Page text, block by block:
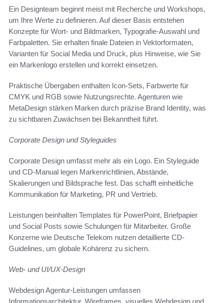
Ein Designteam beginnt meist mit Recherche und Workshops,
um Ihre Werte zu definieren. Auf dieser Basis entstehen
Konzepte für Wort- und Bildmarken, Typografie-Auswahl und
Farbpaletten. Sie erhalten finale Dateien in Vektorformaten,
Varianten für Social Media und Druck, plus Hinweise, wie Sie
ein Markenlogo erstellen und korrekt einsetzen.
Praktische Übergaben enthalten Icon-Sets, Farbwerte für
CMYK und RGB sowie Nutzungsrechte. Agenturen wie
MetaDesign stärken Marken durch präzise Brand Identity, was
zu sichtbaren Zuwächsen bei Bekanntheit führt.
Corporate Design und Styleguides
Corporate Design umfasst mehr als ein Logo. Ein Styleguide
und CD-Manual legen Markenrichtlinien, Abstände,
Skalierungen und Bildsprache fest. Das schafft einheitliche
Kommunikation für Marketing, PR und Vertrieb.
Leistungen beinhalten Templates für PowerPoint, Briefpapier
und Social Posts sowie Schulungen für Mitarbeiter. Große
Konzerne wie Deutsche Telekom nutzen detaillierte CD-
Guidelines, um globale Kohärenz zu sichern.
Web- und UI/UX-Design
Webdesign Agentur-Leistungen umfassen
Informationsarchitektur, Wireframes, visuelles Webdesign und